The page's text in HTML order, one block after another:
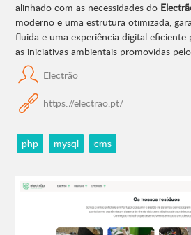
alinhado com as necessidades do
moderno e uma estrutura otimizada,
fluida e uma experiência digital eficiente
as iniciativas ambientais promovidas pelo
Electrão
https://electrao.pt/
php mysql cms